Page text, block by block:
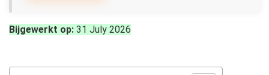
Bijgewerkt op: 31 July 2026